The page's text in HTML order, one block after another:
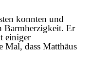
konnten und
Barmherzigkeit. Er
einiger
Mal, dass Matthäus